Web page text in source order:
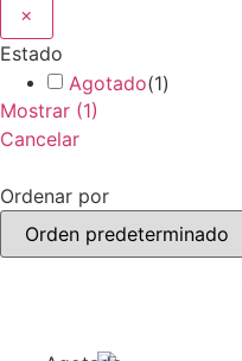
×
Estado
Agotado(1)
Mostrar (1)
Cancelar
Ordenar por